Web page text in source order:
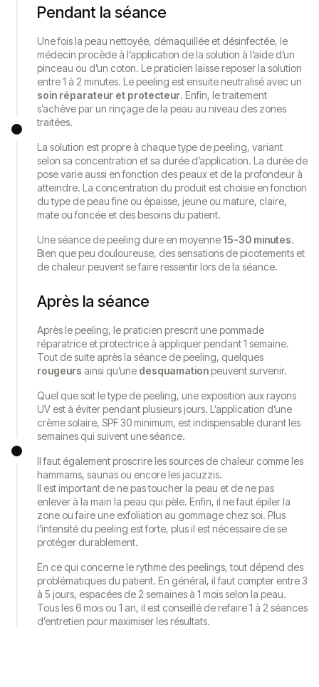
Pendant la séance
Une fois la peau nettoyée, démaquillée et désinfectée, le
médecin procède à l’application de la solution à l’aide d’un
pinceau ou d’un coton. Le praticien laisse reposer la solution
entre 1 à 2 minutes. Le peeling est ensuite neutralisé avec un
soin réparateur et protecteur. Enfin, le traitement
s’achève par un rinçage de la peau au niveau des zones
traitées.
La solution est propre à chaque type de peeling, variant
selon sa concentration et sa durée d’application. La durée de
pose varie aussi en fonction des peaux et de la profondeur à
atteindre. La concentration du produit est choisie en fonction
du type de peau fine ou épaisse, jeune ou mature, claire,
mate ou foncée et des besoins du patient.
Une séance de peeling dure en moyenne15-30 minutes.
Bien que peu douloureuse, des sensations de picotements et
de chaleur peuvent se faire ressentir lors de la séance.
Après la séance
Après le peeling, le praticien prescrit une pommade
réparatrice et protectrice à appliquer pendant 1 semaine.
Tout de suite après la séance de peeling, quelques
rougeurs ainsi qu’une desquamationpeuvent survenir.
Quel que soit le type de peeling, une exposition aux rayons
UV est à éviter pendant plusieurs jours. L’application d’une
crème solaire, SPF 30 minimum, est indispensable durant les
semaines qui suivent une séance.
Il faut également proscrire les sources de chaleur comme les
hammams, saunas ou encore les jacuzzis.
Il est important de ne pas toucher la peau et de ne pas
enlever à la main la peau qui pèle. Enfin, il ne faut épiler la
zone ou faire une exfoliation au gommage chez soi. Plus
l’intensité du peeling est forte, plus il est nécessaire de se
protéger durablement.
En ce qui concerne le rythme des peelings, tout dépend des
problématiques du patient. En général, il faut compter entre 3
à 5 jours, espacées de 2 semaines à 1 mois selon la peau.
Tous les 6 mois ou 1 an, il est conseillé de refaire 1 à 2 séances
d’entretien pour maximiser les résultats.